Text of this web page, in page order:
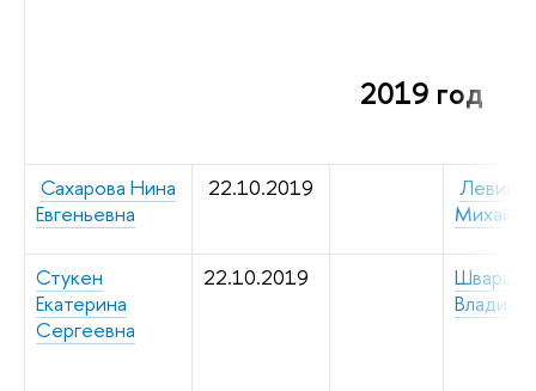
2019 год
Сахарова Нина
Евгеньевна
22.10.2019
Левин
Стукен
Екатерина
Сергеевна
22.10.2019